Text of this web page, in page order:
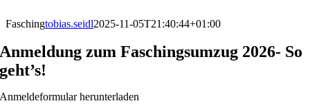
Inhalt
Faschingtobias.seidl2025-11-05T21:40:44+01:00
Anmeldung zum Faschingsumzug 2026- So
geht’s!
Anmeldeformular herunterladen